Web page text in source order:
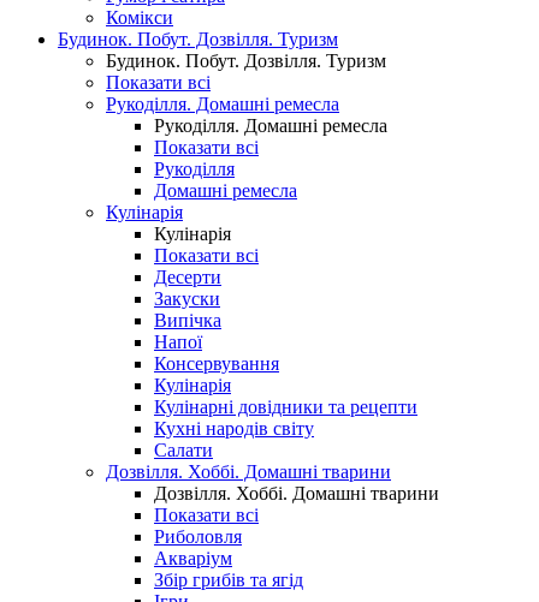
Комікси
Будинок. Побут. Дозвілля. Туризм
Будинок. Побут. Дозвілля. Туризм
Показати всі
Рукоділля. Домашні ремесла
Рукоділля. Домашні ремесла
Показати всі
Рукоділля
Домашні ремесла
Кулінарія
Кулінарія
Показати всі
Десерти
Закуски
Випічка
Напої
Консервування
Кулінарія
Кулінарні довідники та рецепти
Кухні народів світу
Салати
Дозвілля. Хоббі. Домашні тварини
Дозвілля. Хоббі. Домашні тварини
Показати всі
Риболовля
Акваріум
Збір грибів та ягід